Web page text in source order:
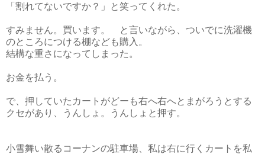
「割れてないですか？」と笑ってくれた。
すみません。買います。 と言いながら、ついでに洗濯機
のところにつける棚なども購入。
結構な重さになってしまった。
お金を払う。
で、押していたカートがどーも右へ右へとまがろうとする
クセがあり、うんしょ。うんしょと押す。
小雪舞い散るコーナンの駐車場、私は右に行くカートを私